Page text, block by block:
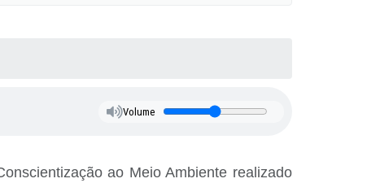
Volume
ao Meio Ambiente realizado